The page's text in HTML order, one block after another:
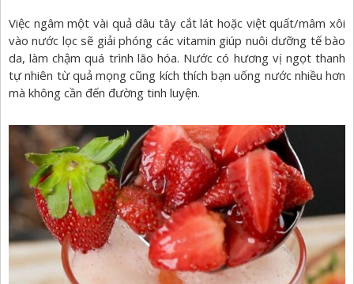
Việc ngâm một vài quả dâu tây cắt lát hoặc việt quất/mâm xôi
vào nước lọc sẽ giải phóng các vitamin giúp nuôi dưỡng tế bào
da, làm chậm quá trình lão hóa. Nước có hương vị ngọt thanh
tự nhiên từ quả mọng cũng kích thích bạn uống nước nhiều hơn
mà không cần đến đường tinh luyện.